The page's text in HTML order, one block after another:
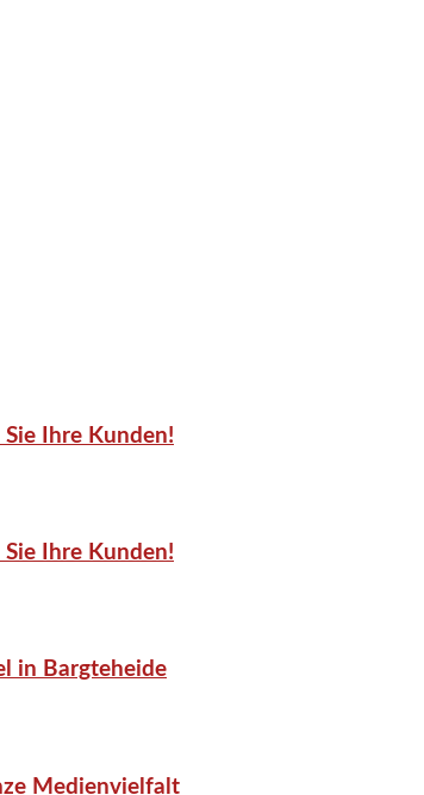
Ihre Kunden!
Ihre Kunden!
in Bargteheide
Medienvielfalt